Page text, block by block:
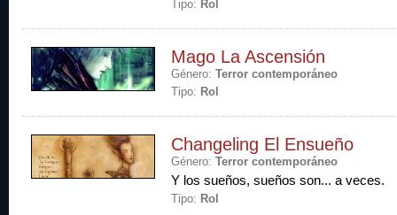
Tipo: Rol
Mago La Ascensión
Género: Terror contemporáneo
Tipo: Rol
Changeling El Ensueño
Género: Terror contemporáneo
Y los sueños, sueños son... a veces.
Tipo: Rol